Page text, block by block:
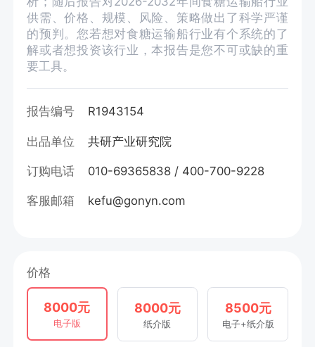
供需、价格、规模、风险、策略做出了科学严谨
的预判。您若想对食糖运输船行业有个系统的了
解或者想投资该行业，本报告是您不可或缺的重
要工具。
报告编号 R1943154
出品单位 共研产业研究院
订购电话 010-69365838 / 400-700-9228
客服邮箱 kefu@gonyn.com
价格
8000元
电子版
8000元
纸介版
8500元
电子+纸介版